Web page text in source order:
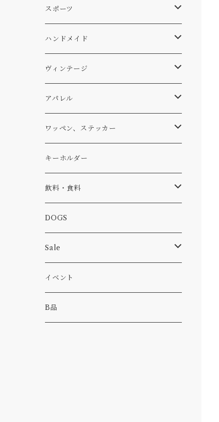
ステッカー
バッグ
パンツ
パーカー・トレーナー
アウター
コラボ
食品
スキー
DOGS
WEAR
Four My Self
Ten
アメリカ軍払い下げ
...mura
マット、シート
エアフレッシュナー
小物
ヘルメット
ファニチャー
キッチン
スリーピング
小物
コーヒー
焚き火
スポーツ
サーフ
スキー
ハンドメイド
ステッカー
ワッペン
小物
ヴィンテージ
ワッペン
ステッカー
小物
バイク
カー
アパレル
Tシャツ
キャップ、ニット
バッグ
小物
パンツ
パーカー・トレーナー
ワッペン、ステッカー
ワッペン
ステッカー
ピン
キーホルダー
飲料・食料
コーヒー
食べ物
DOGS
Sale
カー
キャンプ
イベント
B品